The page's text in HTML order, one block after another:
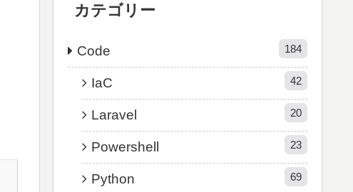
カテゴリー
Code 184
IaC 42
Laravel 20
Powershell 23
Python 69